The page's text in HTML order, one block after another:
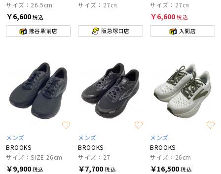
サイズ：26.5cm
￥6,600税込
熊谷駅前店
サイズ：27㎝
阪急塚口店
サイズ：27㎝
￥6,600税込
入間店
メンズ
BROOKS
サイズ：SIZE 26cm
￥9,900税込
メンズ
BROOKS
サイズ：27
￥7,700税込
メンズ
BROOKS
サイズ：26cm
￥16,500税込